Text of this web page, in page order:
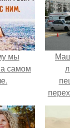
мы
самом